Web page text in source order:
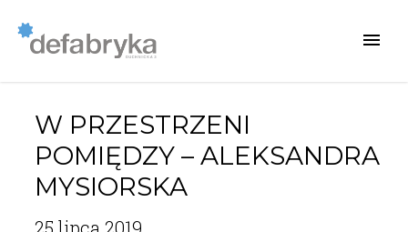
W PRZESTRZENI
POMIĘDZY – ALEKSANDRA
MYSIORSKA